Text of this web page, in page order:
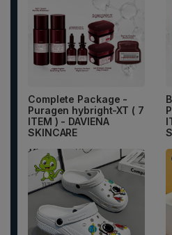
Complete Package -
Puragen hybright-XT ( 7
ITEM ) - DAVIENA
SKINCARE